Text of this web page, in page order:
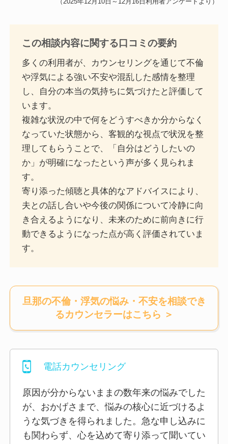
この相談内容に関する口コミの要約
多くの利用者が、カウンセリングを通じて不倫
や浮気による強い不安や混乱した感情を整理
し、自分の本当の気持ちに気づけたと評価して
います。
複雑な状況の中で何をどうすべきか分からなく
なっていた状態から、客観的な視点で状況を整
理してもらうことで、「自分はどうしたいの
か」が明確になったという声が多く見られま
す。
寄り添った傾聴と具体的なアドバイスにより、
夫との話し合いや今後の関係について冷静に向
き合えるようになり、未来のために前向きに行
動できるようになった点が高く評価されていま
す。
旦那の不倫・浮気の悩み・不安を相談でき
るカウンセラーはこちら ＞
電話カウンセリング
原因が分からないままの数年来の悩みでした
が、おかげさまで、悩みの核心に近づけるよ
うな気づきを得られました。急な申し込みに
も関わらず、心を込めて寄り添って聞いてい